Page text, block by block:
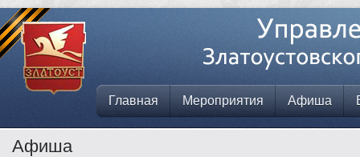
Главная Мероприятия Афиша
Афиша